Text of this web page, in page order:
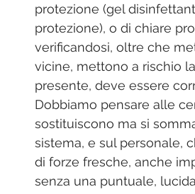
protezione (gel
protezione), o di chiare
verificandosi, oltre che
vicine, mettono a rischio
presente, deve essere
Dobbiamo pensare alle
sostituiscono ma si
sistema, e sul personale,
di forze fresche, anche
senza una puntuale,